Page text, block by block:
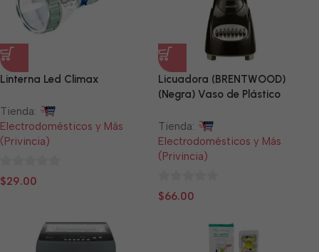
Linterna Led Climax
Tienda:
Electrodomésticos y Más
(Privincia)
0
$29.00
Licuadora (BRENTWOOD)
(Negra) Vaso de Plástico
Tienda:
Electrodomésticos y Más
(Privincia)
0
$66.00